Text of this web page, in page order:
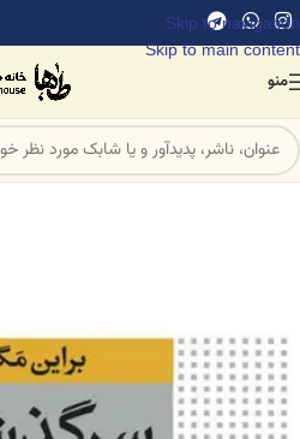
Skip to navigation
Skip to main content
منو